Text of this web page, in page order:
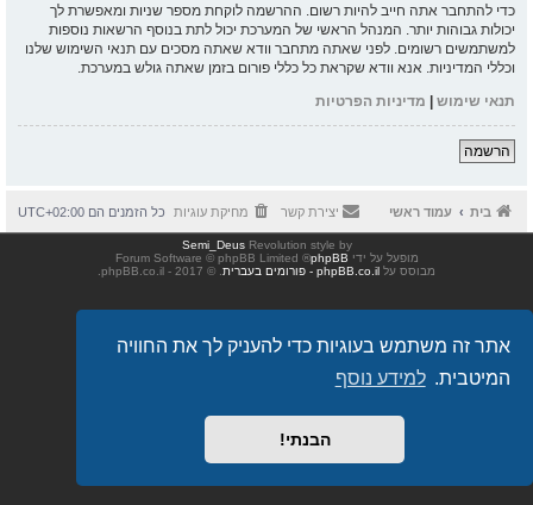
אתר זה משתמש בעוגיות כדי להעניק לך את החוויה
המיטבית. למידע נוסף
הבנתי!
כדי להתחבר אתה חייב להיות רשום. ההרשמה לוקחת מספר שניות ומאפשרת לך
יכולות גבוהות יותר. המנהל הראשי של המערכת יכול לתת בנוסף הרשאות נוספות
למשתמשים רשומים. לפני שאתה מתחבר וודא שאתה מסכים עם תנאי השימוש שלנו
וכללי המדיניות. אנא וודא שקראת כל כללי פורום בזמן שאתה גולש במערכת.
תנאי שימוש | מדיניות הפרטיות
הרשמה
בית עמוד ראשי כל הזמנים הם UTC+02:00 מחיקת עוגיות יצירת קשר
Revolution style by
Semi_Deus
מופעל על ידי phpBB
® Forum Software © phpBB Limited
מבוסס על phpBB.co.il - פורומים בעברית . © 2017 - phpBB.co.il.